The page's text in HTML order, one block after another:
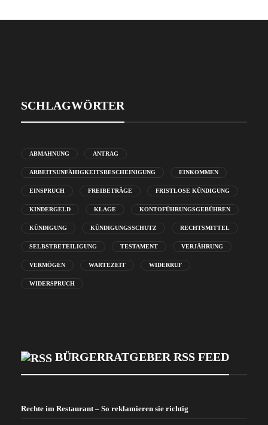
SCHLAGWÖRTER
ABMAHNUNG ANTRAG
ARBEITSUNFÄHIGKEITSBESCHEINIGUNG EINKOMMEN
EINSPRUCH FREIBETRÄGE FRISTLOSE KÜNDIGUNG
KINDERGELD KLAGE KONTOFÜHRUNGSGEBÜHREN
KÜNDIGUNG KÜNDIGUNGSSCHUTZ RECHTSMITTEL
SELBSTBETEILIGUNG TESTAMENT VERJÄHRUNG
VERMÖGEN WARTEZEIT WIDERRUF
WIDERSPRUCH
BÜRGERRATGEBER RSS FEED
Rechte im Restaurant – So reklamieren sie richtig